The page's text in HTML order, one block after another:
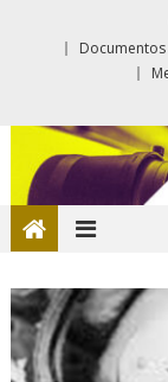
Documentos